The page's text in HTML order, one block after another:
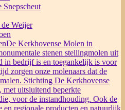
Snepscheut
Weijer
De Kerkhovense Molen in
stenen stellingmolen uit
in bedrijf is en toegankelijk is voor
zorgen onze molenaars dat de
Stichting De Kerkhovense
met uitsluitend beperkte
voor de instandhouding. Ook de
en regionale producten en natuurlijk